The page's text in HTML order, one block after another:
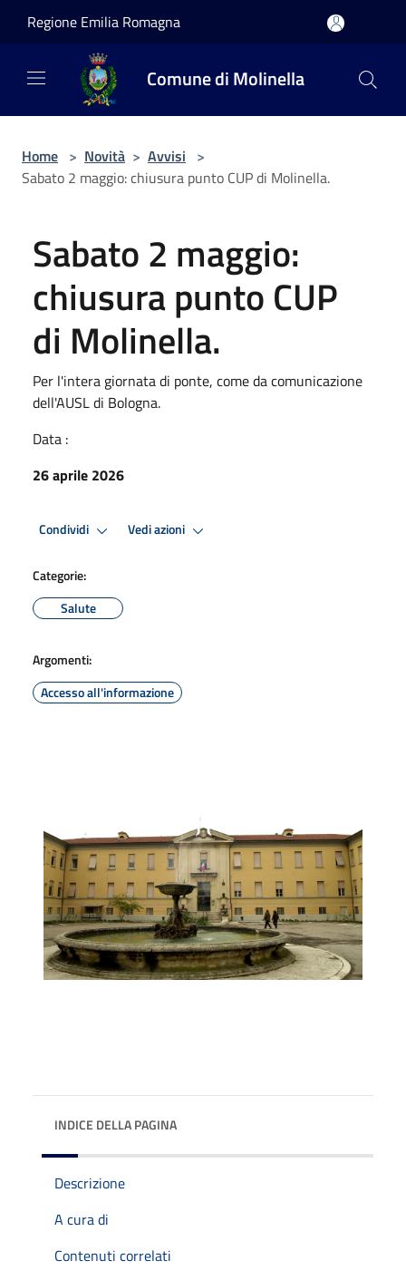
Regione Emilia Romagna
Comune di Molinella
Home > Novità > Avvisi >
Sabato 2 maggio: chiusura punto CUP di Molinella.
Sabato 2 maggio:
chiusura punto CUP
di Molinella.
Per l'intera giornata di ponte, come da comunicazione
dell'AUSL di Bologna.
Data :
26 aprile 2026
Condividi Vedi azioni
Categorie:
Salute
Argomenti:
Accesso all'informazione
INDICE DELLA PAGINA
Descrizione
A cura di
Contenuti correlati